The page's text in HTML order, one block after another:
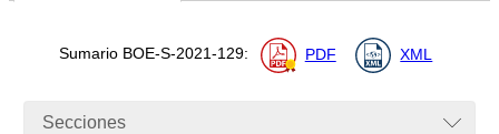
Sumario BOE-S-2021-129: PDF XML
Secciones